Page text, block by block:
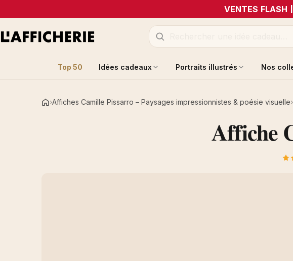
VENTES FLASH
Top 50 Idées cadeaux Portraits illustrés Nos
Accueil
Affiches Camille Pissarro – Paysages impressionnistes & poésie visuelle
Affiche